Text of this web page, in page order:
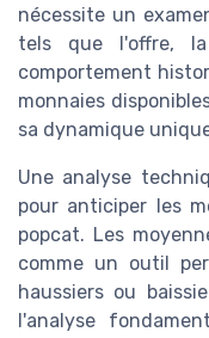
nécessite un
tels que l'offre,
comportement
monnaies
sa dynamique
Une analyse
pour anticiper les
popcat. Les
comme un outil
haussiers ou
l'analyse